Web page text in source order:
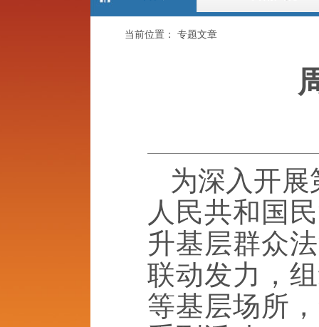
当前位置：专题文章
为深入开展
人民共和国
升基层群众
联动发力，
等基层场所